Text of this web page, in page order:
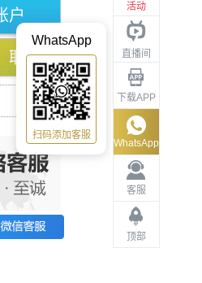
活动
直播间
下载APP
客服
顶部
WhatsApp
WhatsApp
扫码添加客服
户
取款